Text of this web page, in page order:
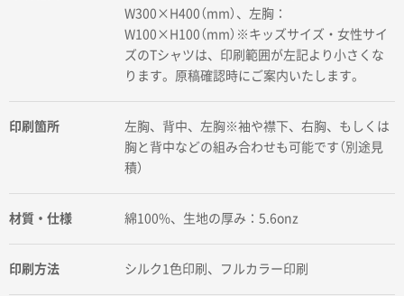
W300×H400（mm）、左胸：
W100×H100（mm）※キッズサイズ・女性サイ
ズのTシャツは、印刷範囲が左記より小さくな
ります。原稿確認時にご案内いたします。
印刷箇所
左胸、背中、左胸※袖や襟下、右胸、もしくは
胸と背中などの組み合わせも可能です（別途見
積）
材質・仕様 綿100%、生地の厚み：5.6onz
印刷方法 シルク1色印刷、フルカラー印刷